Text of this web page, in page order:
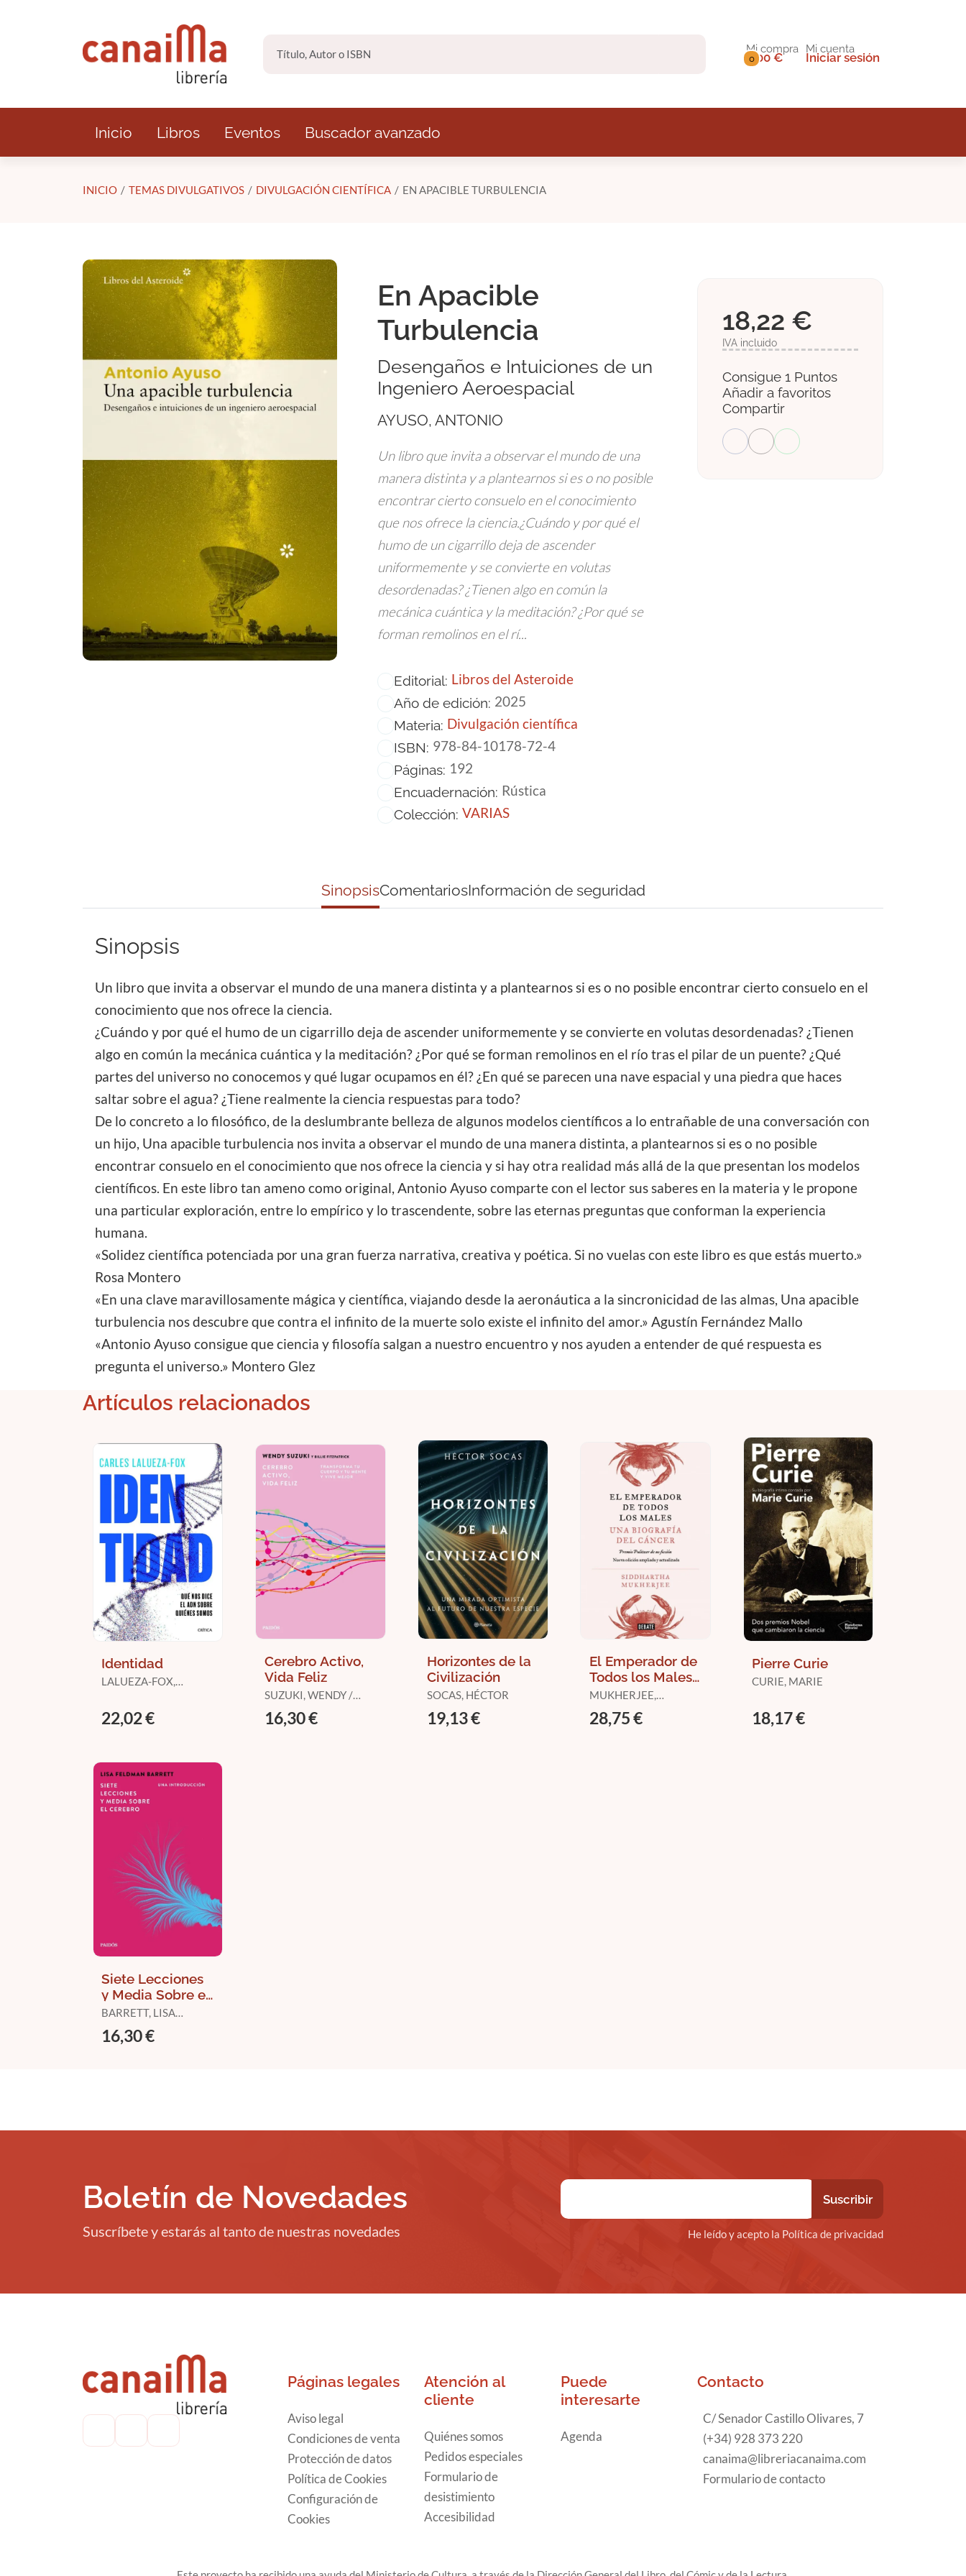
0
Mi compra
0,00 €
Mi cuenta
Iniciar sesión
Inicio Libros Eventos Buscador avanzado
INICIO TEMAS DIVULGATIVOS DIVULGACIÓN CIENTÍFICA EN APACIBLE TURBULENCIA
En Apacible
Turbulencia
Desengaños e Intuiciones de un
Ingeniero Aeroespacial
AYUSO, ANTONIO
Un libro que invita a observar el mundo de una
manera distinta y a plantearnos si es o no posible
encontrar cierto consuelo en el conocimiento
que nos ofrece la ciencia.¿Cuándo y por qué el
humo de un cigarrillo deja de ascender
uniformemente y se convierte en volutas
desordenadas? ¿Tienen algo en común la
mecánica cuántica y la meditación? ¿Por qué se
forman remolinos en el rí...
Editorial: Libros del Asteroide
Año de edición: 2025
Materia: Divulgación científica
ISBN: 978-84-10178-72-4
Páginas: 192
Encuadernación: Rústica
Colección: VARIAS
18,22 €
IVA incluido
Consigue 1 Puntos
Añadir a favoritos
Compartir
SinopsisComentariosInformación de seguridad
Sinopsis
Un libro que invita a observar el mundo de una manera distinta y a plantearnos si es o no posible encontrar cierto consuelo en el
conocimiento que nos ofrece la ciencia.
¿Cuándo y por qué el humo de un cigarrillo deja de ascender uniformemente y se convierte en volutas desordenadas? ¿Tienen
algo en común la mecánica cuántica y la meditación? ¿Por qué se forman remolinos en el río tras el pilar de un puente? ¿Qué
partes del universo no conocemos y qué lugar ocupamos en él? ¿En qué se parecen una nave espacial y una piedra que haces
saltar sobre el agua? ¿Tiene realmente la ciencia respuestas para todo?
De lo concreto a lo filosófico, de la deslumbrante belleza de algunos modelos científicos a lo entrañable de una conversación con
un hijo, Una apacible turbulencia nos invita a observar el mundo de una manera distinta, a plantearnos si es o no posible
encontrar consuelo en el conocimiento que nos ofrece la ciencia y si hay otra realidad más allá de la que presentan los modelos
científicos. En este libro tan ameno como original, Antonio Ayuso comparte con el lector sus saberes en la materia y le propone
una particular exploración, entre lo empírico y lo trascendente, sobre las eternas preguntas que conforman la experiencia
humana.
«Solidez científica potenciada por una gran fuerza narrativa, creativa y poética. Si no vuelas con este libro es que estás muerto.»
Rosa Montero
«En una clave maravillosamente mágica y científica, viajando desde la aeronáutica a la sincronicidad de las almas, Una apacible
turbulencia nos descubre que contra el infinito de la muerte solo existe el infinito del amor.» Agustín Fernández Mallo
«Antonio Ayuso consigue que ciencia y filosofía salgan a nuestro encuentro y nos ayuden a entender de qué respuesta es
pregunta el universo.» Montero Glez
Artículos relacionados
Identidad
LALUEZA-FOX,
22,02 €
Cerebro Activo,
Vida Feliz
SUZUKI, WENDY /
16,30 €
Horizontes de la
Civilización
SOCAS, HÉCTOR
19,13 €
El Emperador de
Todos los Males.
Edición
Ampliada
MUKHERJEE,
28,75 €
Pierre Curie
CURIE, MARIE
18,17 €
Siete Lecciones
y Media Sobre el
Cerebro
BARRETT, LISA
16,30 €
Boletín de Novedades
Suscríbete y estarás al tanto de nuestras novedades He leído y acepto la Política de privacidad
Páginas legales
Aviso legal
Condiciones de venta
Protección de datos
Política de Cookies
Configuración de
Cookies
Atención al
cliente
Quiénes somos
Pedidos especiales
Formulario de
desistimiento
Accesibilidad
Puede
interesarte
Agenda
Contacto
C/ Senador Castillo Olivares, 7
(+34) 928 373 220
canaima@libreriacanaima.com
Formulario de contacto